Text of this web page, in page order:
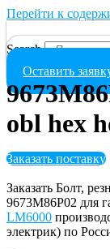
Перейти к
Search
Оставить
obl hex
Заказать поставку
Заказать Болт,
9673M86P02 для
LM6000
электрик) по